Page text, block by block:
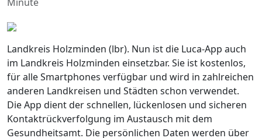
Landkreis Holzminden (lbr). Nun ist die Luca-App auch
im Landkreis Holzminden einsetzbar. Sie ist kostenlos,
für alle Smartphones verfügbar und wird in zahlreichen
anderen Landkreisen und Städten schon verwendet.
Die App dient der schnellen, lückenlosen und sicheren
Kontaktrückverfolgung im Austausch mit dem
Gesundheitsamt. Die persönlichen Daten werden über